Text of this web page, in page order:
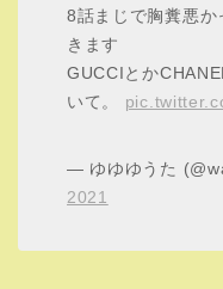
8話まじで胸糞悪か
きます
GUCCIとか
いて。
— ゆゆゆうた
2021